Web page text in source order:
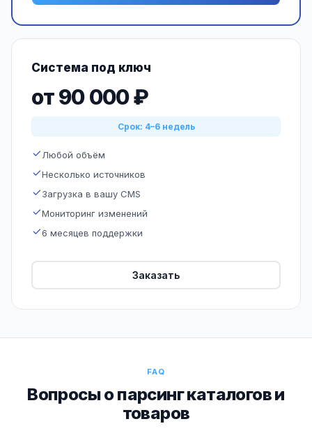
Система под ключ
от 90 000 ₽
Срок: 4–6 недель
Любой объём
Несколько источников
Загрузка в вашу CMS
Мониторинг изменений
6 месяцев поддержки
Заказать
FAQ
Вопросы о парсинг каталогов и
товаров